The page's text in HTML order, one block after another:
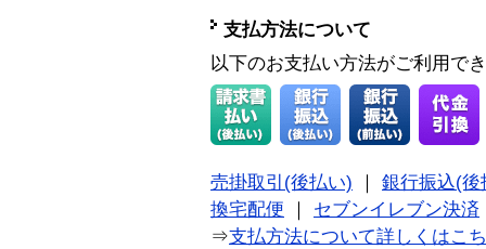
支払方法について
以下のお支払い方法がご利用で
売掛取引(後払い) ｜ 銀行振込(後
換宅配便 ｜ セブンイレブン決済
⇒支払方法について詳しくはこ